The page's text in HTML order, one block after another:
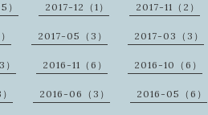
） 2017-12（1） 2017-11（2）
2017-05（3） 2017-03（3）
2016-11（6） 2016-10（6）
2016-06（3） 2016-05（6）